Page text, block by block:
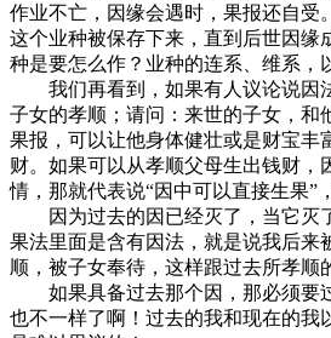
作业不亡，因缘会遇时，果报还自受
这个业种被保存下来，直到后世因缘
种是要怎么作？业种的连系、维系，
我们再看到，如果有人议论说因法
子女的孝顺；请问：来世的子女，和
果报，可以让他身体健壮或是财宝丰
财。如果可以从孝顺父母生出钱财
情，那就代表说“因中可以直接生果”
因为过去的因已经灭了，当它灭了
果法里面是含有因法，就是说我后来
顺，被子女奉待，这样跟过去所孝顺
如果具备过去那个因，那必须要过
也不一样了啊！过去的我和现在的我